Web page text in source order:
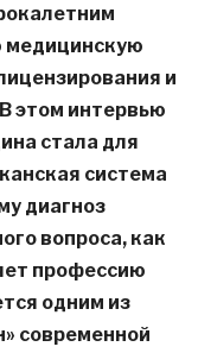
медицинскую
и
этом интервью
стала для
система
диагноз
вопроса, как
профессию
одним из
современной